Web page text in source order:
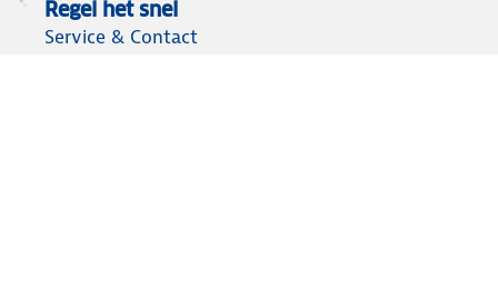
Regel het snel
Service & Contact